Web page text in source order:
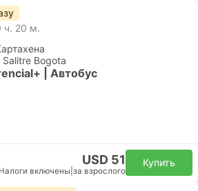
ч. 20 м.
Bogota
| Автобус
USD 51
Налоги включены за взрослого
Купить